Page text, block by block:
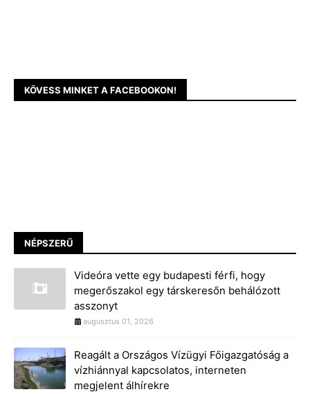
KÖVESS MINKET A FACEBOOKON!
NÉPSZERŰ
Videóra vette egy budapesti férfi, hogy
megerőszakol egy társkeresőn behálózott
asszonyt
augusztus 01, 2026
Reagált a Országos Vízügyi Főigazgatóság a
vízhiánnyal kapcsolatos, interneten
megjelent álhírekre